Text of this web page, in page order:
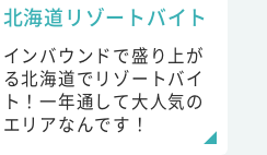
北海道リゾートバイト
インバウンドで盛り上が
る北海道でリゾートバイ
ト！一年通して大人気の
エリアなんです！